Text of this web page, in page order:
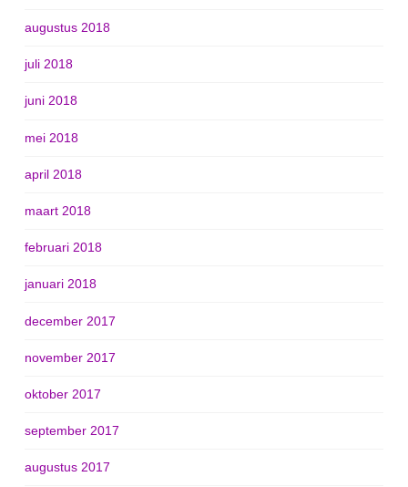
augustus 2018
juli 2018
juni 2018
mei 2018
april 2018
maart 2018
februari 2018
januari 2018
december 2017
november 2017
oktober 2017
september 2017
augustus 2017